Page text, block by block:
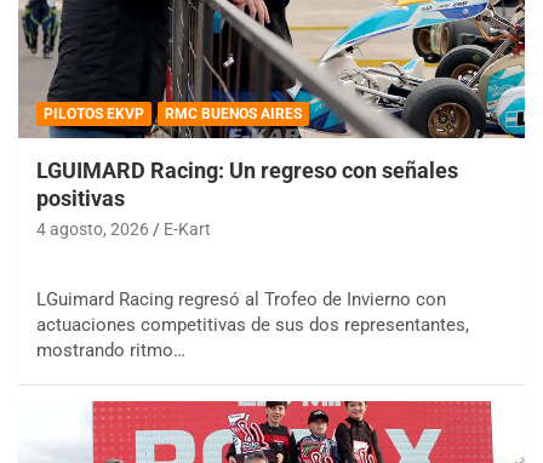
PILOTOS EKVP RMC BUENOS AIRES
LGUIMARD Racing: Un regreso con señales
positivas
4 agosto, 2026 E-Kart
LGuimard Racing regresó al Trofeo de Invierno con
actuaciones competitivas de sus dos representantes,
mostrando ritmo…